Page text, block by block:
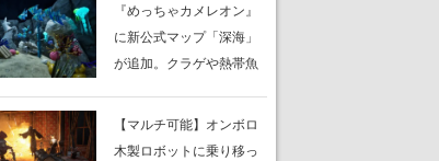
『めっちゃカメレオン』
に新公式マップ「深海」
が追加。クラゲや熱帯魚
や大きな貝も
【マルチ可能】オンボロ
木製ロボットに乗り移っ